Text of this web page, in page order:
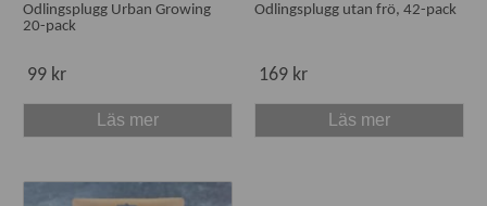
Odlingsplugg Urban Growing
20-pack
99 kr
Läs mer
Odlingsplugg utan frö, 42-pack
169 kr
Läs mer